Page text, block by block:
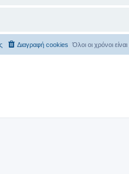
Όλοι οι χρόνοι είναι
Διαγραφή cookies